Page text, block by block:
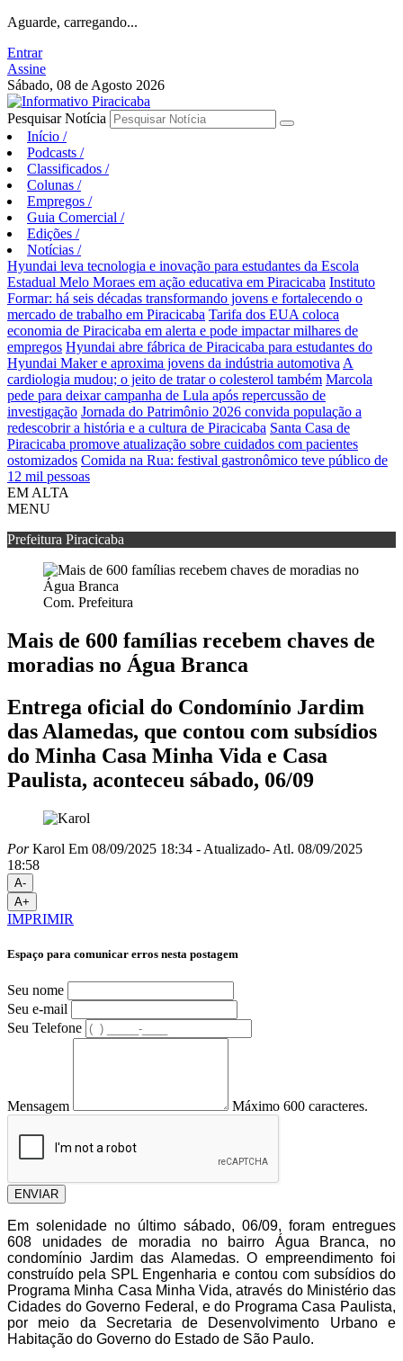
Aguarde, carregando...
Entrar
Assine
Sábado, 08 de Agosto 2026
Pesquisar Notícia
Início /
Podcasts /
Classificados /
Colunas /
Empregos /
Guia Comercial /
Edições /
Notícias /
Hyundai leva tecnologia e inovação para estudantes da Escola
Estadual Melo Moraes em ação educativa em Piracicaba Instituto
Formar: há seis décadas transformando jovens e fortalecendo o
mercado de trabalho em Piracicaba Tarifa dos EUA coloca
economia de Piracicaba em alerta e pode impactar milhares de
empregos Hyundai abre fábrica de Piracicaba para estudantes do
Hyundai Maker e aproxima jovens da indústria automotiva A
cardiologia mudou; o jeito de tratar o colesterol também Marcola
pede para deixar campanha de Lula após repercussão de
investigação Jornada do Patrimônio 2026 convida população a
redescobrir a história e a cultura de Piracicaba Santa Casa de
Piracicaba promove atualização sobre cuidados com pacientes
ostomizados Comida na Rua: festival gastronômico teve público de
12 mil pessoas
EM ALTA
MENU
Prefeitura Piracicaba
Com. Prefeitura
Mais de 600 famílias recebem chaves de
moradias no Água Branca
Entrega oficial do Condomínio Jardim
das Alamedas, que contou com subsídios
do Minha Casa Minha Vida e Casa
Paulista, aconteceu sábado, 06/09
PorKarol Em 08/09/2025 18:34 - Atualizado- Atl. 08/09/2025
18:58
A-
A+
IMPRIMIR
Espaço para comunicar erros nesta postagem
Seu nome
Seu e-mail
Seu Telefone
Mensagem Máximo 600 caracteres.
ENVIAR
Em solenidade no último sábado, 06/09, foram entregues
608 unidades de moradia no bairro Água Branca, no
condomínio Jardim das Alamedas. O empreendimento foi
construído pela SPL Engenharia e contou com subsídios do
Programa Minha Casa Minha Vida, através do Ministério das
Cidades do Governo Federal, e do Programa Casa Paulista,
por meio da Secretaria de Desenvolvimento Urbano e
Habitação do Governo do Estado de São Paulo.